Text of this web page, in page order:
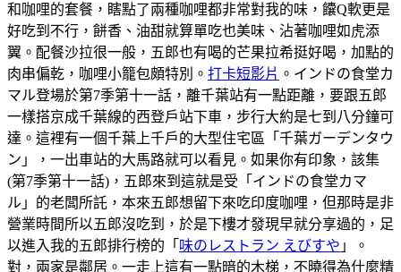
和咖哩的套餐，瞎點了兩種咖哩都非常對我的味，饢Q軟更是
好吃到不行，餅香、油甜就算單吃也美味、沾著咖哩如虎添
翼。配餐沙拉很一般，五郎也有喝的芒果拉希挺好喝，加點的
肉串偏乾，咖哩小籠包頗特別。 打卡短影片 。インドの食堂カ
マル登場於第7季第十一話，離千葉站有一點距離，要跟五郎
一樣搭京成千葉線的西登戶站下車，步行大約是七到八分鐘可
達。這裡有一個千葉上千戶的大型住宅區「千葉ガーデンタウ
ン」，一出車站的大馬路就可以看見。如果你有印象，該集
(第7季第十一話)，五郎來到這就是受「インドの食堂カマ
ル」的老闆所託，本來五郎想留下來吃印度咖哩，但那時是非
營業時間所以五郎沒吃到，於是下樓才發現早就分享過的，足
以進入我的五郎排行榜的「 味のレストラン えびすや 」。
對，兩家是鄰居。一走上這有一點暗的木梯，不曉得為什麼精